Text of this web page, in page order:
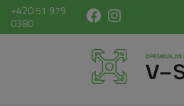
+420 51 979
0380